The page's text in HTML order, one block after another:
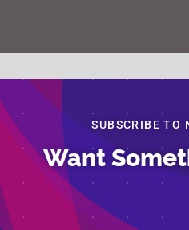
SUBSCRIBE TO
Want
Segreteria
Via Salaria 403
06862681
eco-forum@legambiente.it
Seguici sui Social